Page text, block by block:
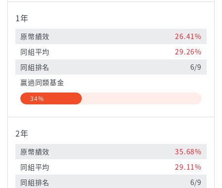
1年
原幣績效
26.41%
同組平均
29.26%
同組排名
6/9
贏過同類基金
34%
2年
原幣績效
35.68%
同組平均
29.11%
同組排名
6/9